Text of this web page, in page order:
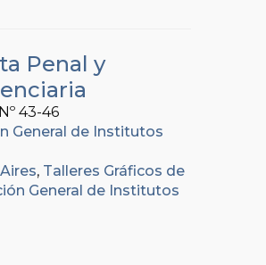
Penal y
43-46
General de Institutos
, Talleres Gráficos de
General de Institutos